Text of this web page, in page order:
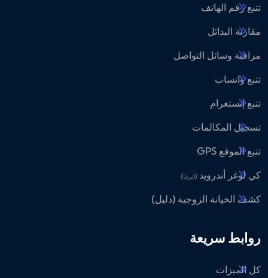
تتبع رقم الهاتف
مقارنة البدائل
مراقبة وسائل التواصل
تتبع واتساب
تتبع إنستغرام
تسجيل المكالمات
تتبع الموقع GPS
كي لوغر أندرويد (قريبًا)
كشف الخيانة الزوجية (دليل)
روابط سريعة
كل الميزات